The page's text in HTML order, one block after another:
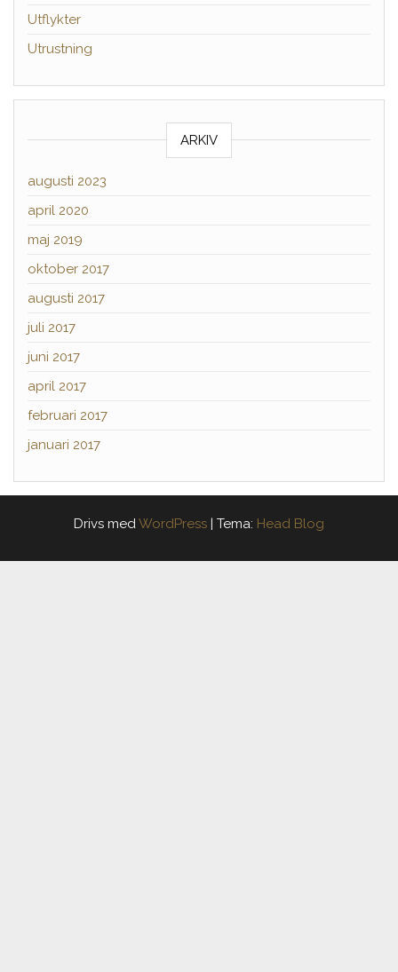
Utflykter
Utrustning
ARKIV
augusti 2023
april 2020
maj 2019
oktober 2017
augusti 2017
juli 2017
juni 2017
april 2017
februari 2017
januari 2017
Drivs medWordPress | Tema: Head Blog